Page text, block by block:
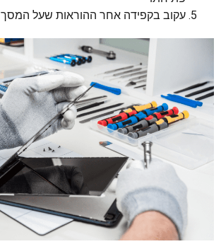
עקוב בקפידה אחר ההוראות שעל המסך